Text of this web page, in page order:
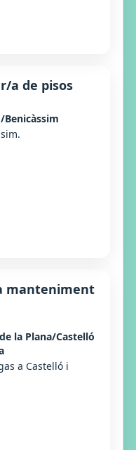
a de pisos
Benicàssim
manteniment
la Plana/Castelló
a Castelló i